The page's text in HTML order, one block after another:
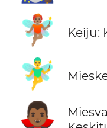
🧚🏽 Keiju:
🧚‍♂️
🧛🏾‍♂️